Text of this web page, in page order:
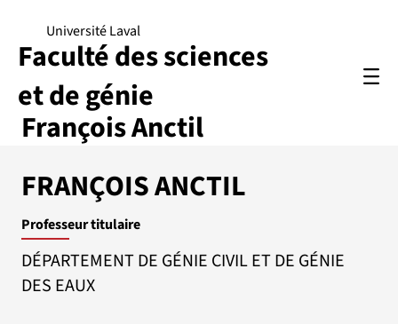
François Anctil
Université Laval
Faculté des sciences
et de génie
FRANÇOIS ANCTIL
Professeur titulaire
DÉPARTEMENT DE GÉNIE CIVIL ET DE GÉNIE
DES EAUX